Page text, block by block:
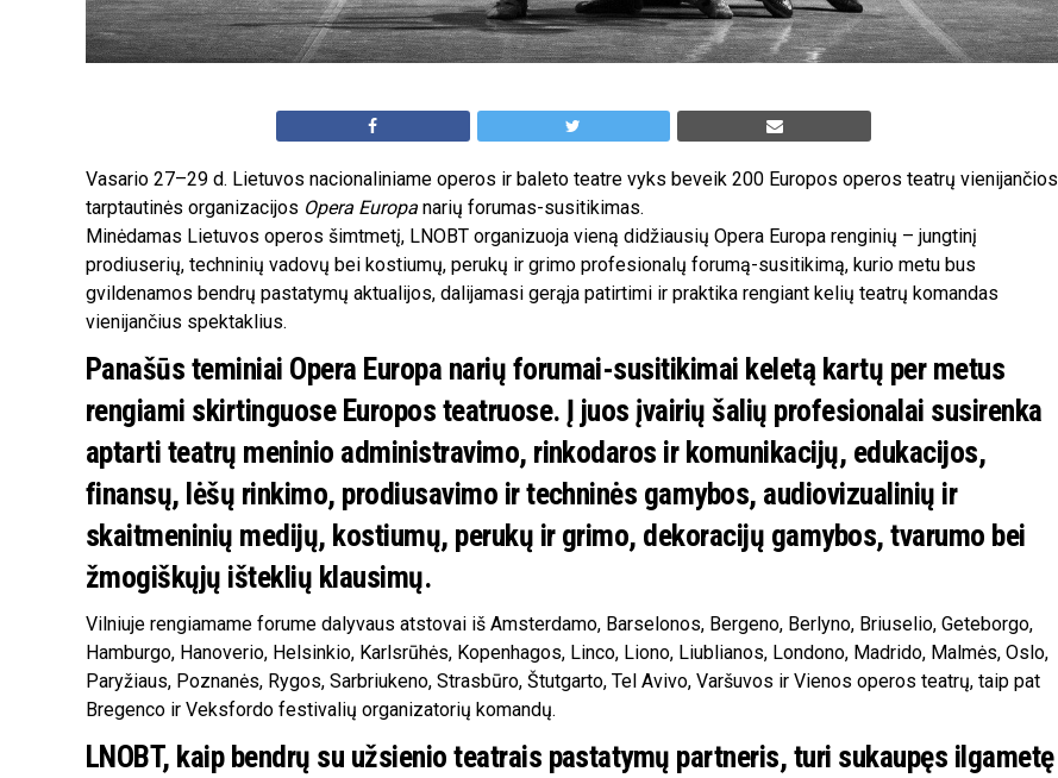
Vasario 27–29 d. Lietuvos nacionaliniame operos ir baleto teatre vyks beveik 200 Europos operos teatrų vienijančios
tarptautinės organizacijos Opera Europa narių forumas-susitikimas.
Minėdamas Lietuvos operos šimtmetį, LNOBT organizuoja vieną didžiausių Opera Europa renginių – jungtinį
prodiuserių, techninių vadovų bei kostiumų, perukų ir grimo profesionalų forumą-susitikimą, kurio metu bus
gvildenamos bendrų pastatymų aktualijos, dalijamasi gerąja patirtimi ir praktika rengiant kelių teatrų komandas
vienijančius spektaklius.
Panašūs teminiai Opera Europa narių forumai-susitikimai keletą kartų per metus
rengiami skirtinguose Europos teatruose. Į juos įvairių šalių profesionalai susirenka
aptarti teatrų meninio administravimo, rinkodaros ir komunikacijų, edukacijos,
finansų, lėšų rinkimo, prodiusavimo ir techninės gamybos, audiovizualinių ir
skaitmeninių medijų, kostiumų, perukų ir grimo, dekoracijų gamybos, tvarumo bei
žmogiškųjų išteklių klausimų.
Vilniuje rengiamame forume dalyvaus atstovai iš Amsterdamo, Barselonos, Bergeno, Berlyno, Briuselio, Geteborgo,
Hamburgo, Hanoverio, Helsinkio, Karlsrūhės, Kopenhagos, Linco, Liono, Liublianos, Londono, Madrido, Malmės, Oslo,
Paryžiaus, Poznanės, Rygos, Sarbriukeno, Strasbūro, Štutgarto, Tel Avivo, Varšuvos ir Vienos operos teatrų, taip pat
Bregenco ir Veksfordo festivalių organizatorių komandų.
LNOBT, kaip bendrų su užsienio teatrais pastatymų partneris, turi sukaupęs ilgametę